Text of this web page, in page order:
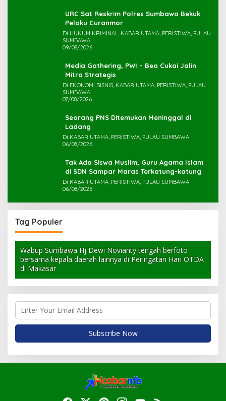
URC Sat Reskrim Polres Sumbawa Bekuk
Di HUKUM KRIMINAL, KABAR UTAMA, PERISTIWA, PULAU
SUMBAWA
09/08/2026
Media Gathering, PWI – Bea Cukai Jalin
Mitra Strategis
Di EKONOMI BISNIS, KABAR UTAMA, PERISTIWA, PULAU
SUMBAWA
07/08/2026
Seorang PNS Ditemukan Meninggal di
Ladang
Di KABAR UTAMA, PERISTIWA, PULAU SUMBAWA
06/08/2026
Tak Ada Siswa Muslim, Guru Agama Islam
di SDN Sampar Maras Terkatung-katung ‎
Di KABAR UTAMA, PERISTIWA, PULAU SUMBAWA
06/08/2026
Tag Populer
Wabup Sumbawa Hj Dewi Novianty tengah berfoto
bersama kepala daerah lainnya di Peringatan Hari OTDA
di Makasar